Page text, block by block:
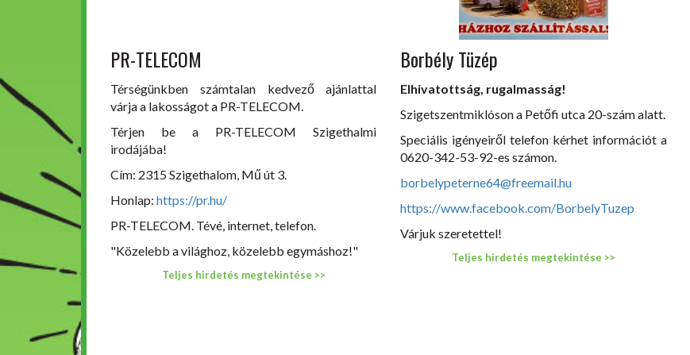
PR-TELECOM
Térségünkben számtalan kedvező ajánlattal
várja a lakosságot a PR-TELECOM.
Térjen be a PR-TELECOM Szigethalmi
irodájába!
Cím: 2315 Szigethalom, Mű út 3.
Honlap: https://pr.hu/
PR-TELECOM. Tévé, internet, telefon.
"Közelebb a világhoz, közelebb egymáshoz!"
Teljes hirdetés megtekintése >>
Borbély Tüzép
Elhivatottság, rugalmasság!
Szigetszentmiklóson a Petőfi utca 20-szám alatt.
Speciális igényeiről telefon kérhet információt a
0620-342-53-92-es számon.
borbelypeterne64@freemail.hu
https://www.facebook.com/BorbelyTuzep
Várjuk szeretettel!
Teljes hirdetés megtekintése >>